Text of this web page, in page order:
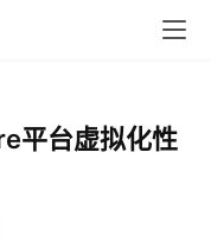
平台虚拟化性